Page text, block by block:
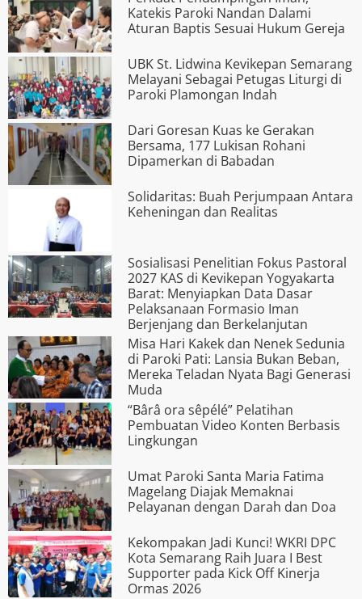
Katekis Paroki Nandan Dalami
Aturan Baptis Sesuai Hukum Gereja
UBK St. Lidwina Kevikepan Semarang
Melayani Sebagai Petugas Liturgi di
Paroki Plamongan Indah
Dari Goresan Kuas ke Gerakan
Bersama, 177 Lukisan Rohani
Dipamerkan di Babadan
Solidaritas: Buah Perjumpaan Antara
Keheningan dan Realitas
Sosialisasi Penelitian Fokus Pastoral
2027 KAS di Kevikepan Yogyakarta
Barat: Menyiapkan Data Dasar
Pelaksanaan Formasio Iman
Berjenjang dan Berkelanjutan
Misa Hari Kakek dan Nenek Sedunia
di Paroki Pati: Lansia Bukan Beban,
Mereka Teladan Nyata Bagi Generasi
Muda
“Bârâ ora s­êpélé” Pelatihan
Pembuatan Video Konten Berbasis
Lingkungan
Umat Paroki Santa Maria Fatima
Magelang Diajak Memaknai
Pelayanan dengan Darah dan Doa
Kekompakan Jadi Kunci! WKRI DPC
Kota Semarang Raih Juara I Best
Supporter pada Kick Off Kinerja
Ormas 2026